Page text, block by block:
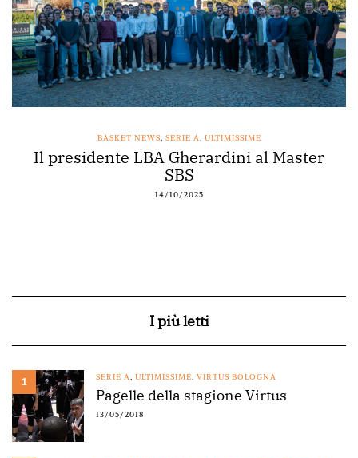
BASKET NEWS, SERIE A, ULTIMISSIME
Il presidente LBA Gherardini al Master
SBS
14/10/2025
I più letti
1 SERIE A, ULTIMISSIME, VIRTUS BOLOGNA
Pagelle della stagione Virtus
13/05/2018